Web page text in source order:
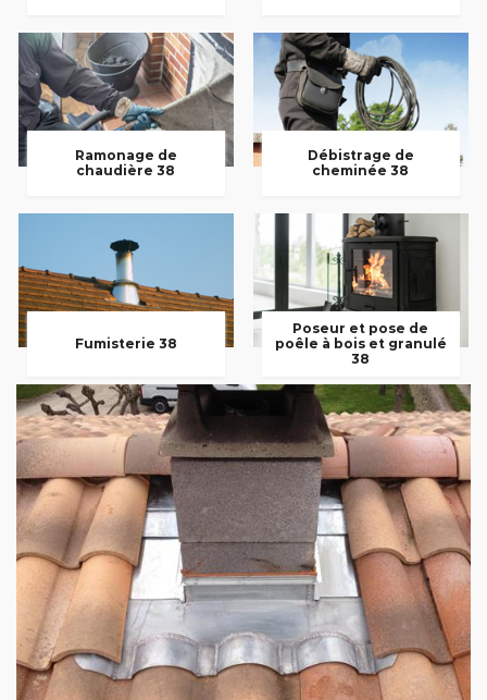
Ramonage de
chaudière 38
Débistrage de
cheminée 38
Fumisterie 38
Poseur et pose de
poêle à bois et granulé
38